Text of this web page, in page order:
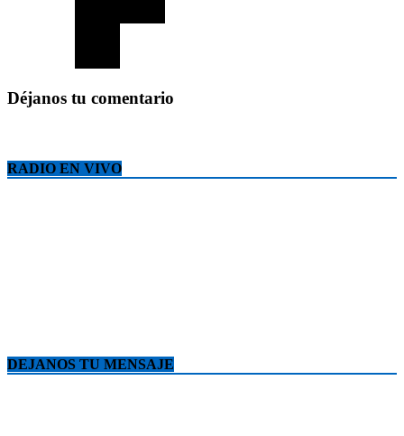
Déjanos tu comentario
RADIO EN VIVO
DEJANOS TU MENSAJE